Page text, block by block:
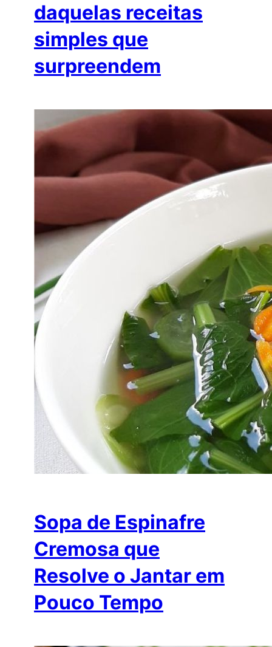
daquelas receitas
simples que
surpreendem
Sopa de Espinafre
Cremosa que
Resolve o Jantar em
Pouco Tempo